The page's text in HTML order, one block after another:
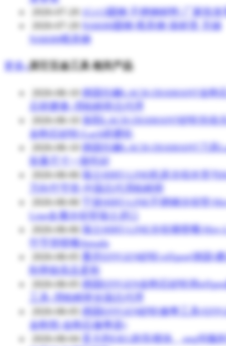
1Cr13圆钢 不锈钢材料 厂家批发
NAK80圆钢 模具钢 保材质 无锡
NAK80模具钢
更多»其它五金工具 相关产品
2026-08-10
德国拉赫LACH-DIAMANT金刚
石研磨膏-渭柏精密总代理
2026-08-10
洛阳LACH-DIAMANT砂轮别名
金刚石砂轮/Lach研磨轮
2026-08-10
德国拉赫LACH-DIAMANT刀具
批量尺寸一致性好
2026-08-06
瑞士HIRT-LINE机床冷却水管与
万向竹节管-中国总代渭柏精密
2026-08-06
宁波HIRT-LINE不锈钢冷却管/
Line金属冷却管瑞士进口
2026-08-06
瑞士HIRT-LINE冷却液喷嘴/Hirt-
竹节管喷嘴Amada
2026-08-05
重庆EFFGEN砂轮/effgen(德国)
削率较高且柔和
2026-08-05
德国EFFGEN金刚石砂轮和
工具-渭柏精密全国总代理
2026-08-05
德国EFFGEN砂轮修整工具
金刚笔/金刚石修整器)
2026-08-04
意大利OEG刹车模块、oeg伺服